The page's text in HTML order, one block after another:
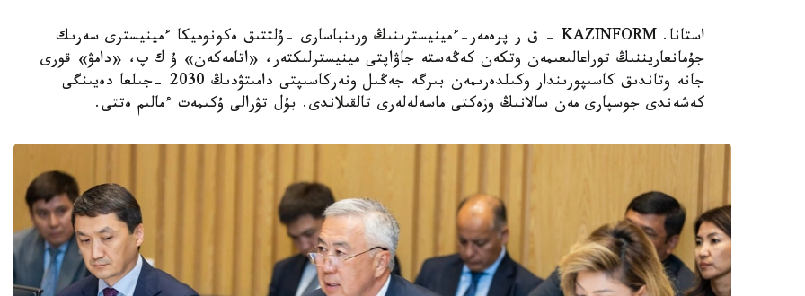
استانا. KAZINFORM - ق ر پرەمەر-ءمينيسترىنىڭ ورىنباسارى -ۇلتتىق ەكونوميكا ءمينيسترى سەرىك
جۇمانعاريننىڭ توراعالىعىمەن وتكەن كەڭەستە جاۋاپتى مينيسترلىكتەر، «اتامەكەن» ۇ ك پ، «دامۋ» قورى
جانە وتاندىق كاسىپورىندار وكىلدەرىمەن بىرگە جەڭىل ونەركاسىپتى دامىتۋدىڭ 2030 -جىلعا دەيىنگى
كەشەندى جوسپارى مەن سالانىڭ وزەكتى ماسەلەلەرى تالقىلاندى. بۇل تۋرالى ۇكىمەت ءمالىم ەتتى.